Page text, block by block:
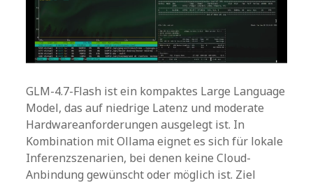
GLM-4.7-Flash ist ein kompaktes Large Language
Model, das auf niedrige Latenz und moderate
Hardwareanforderungen ausgelegt ist. In
Kombination mit Ollama eignet es sich für lokale
Inferenzszenarien, bei denen keine Cloud-
Anbindung gewünscht oder möglich ist. Ziel